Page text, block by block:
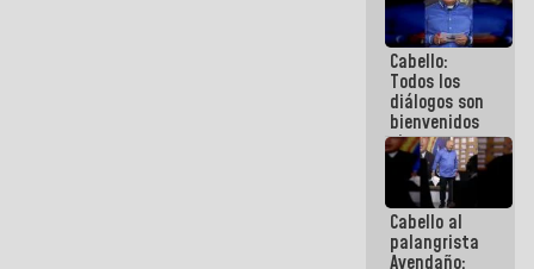
planes de
recuperación
del Sistema
Eléctrico
Nacional
Cabello:
Todos los
diálogos son
bienvenidos
siempre que
estén en el
marco de la
Constitución
de la
República
Cabello al
palangrista
Avendaño: